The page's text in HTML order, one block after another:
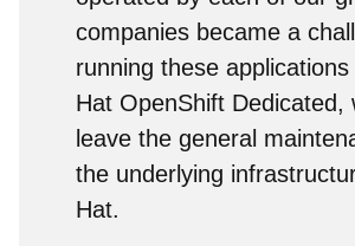
companies became a
running these applications
Hat OpenShift Dedicated,
leave the general
the underlying
Hat.